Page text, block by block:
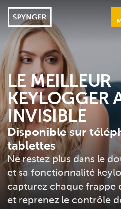
FONCTIONNALITÉS
SIGNES DE TROMPERIE
AVANTAGES
AVIS
COMMENT FAIRE
SE CONNECTER
FAQ
BLOG
LE MEILLEUR
KEYLOGGER
INVISIBLE
Disponible sur
tablettes
Ne restez plus dans le
et sa fonctionnalité
capturez chaque frappe
et reprenez le contrôle